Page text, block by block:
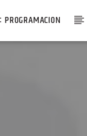
PROGRAMACION